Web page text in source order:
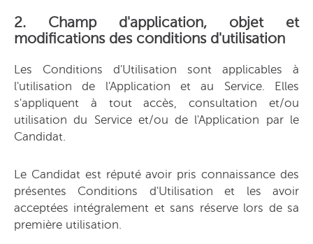
2. Champ d'application, objet et
modifications des conditions d'utilisation
Les Conditions d'Utilisation sont applicables à
l'utilisation de l'Application et au Service. Elles
s'appliquent à tout accès, consultation et/ou
utilisation du Service et/ou de l'Application par le
Candidat.
Le Candidat est réputé avoir pris connaissance des
présentes Conditions d'Utilisation et les avoir
acceptées intégralement et sans réserve lors de sa
première utilisation.